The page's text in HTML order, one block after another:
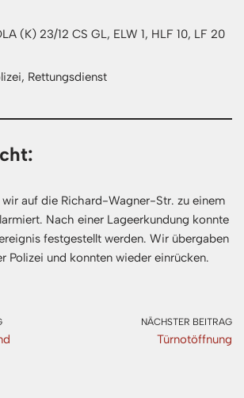
(K) 23/12 CS GL, ELW 1, HLF 10, LF 20
Rettungsdienst
auf die Richard-Wagner-Str. zu einem
Nach einer Lageerkundung konnte
festgestellt werden. Wir übergaben
Polizei und konnten wieder einrücken.
NÄCHSTER BEITRAG
Türnotöffnung